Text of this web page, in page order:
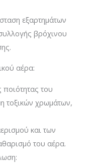
εξαρτημάτων
βρόχινου
αέρα:
ποιότητας του
τοξικών χρωμάτων,
και των
του αέρα.